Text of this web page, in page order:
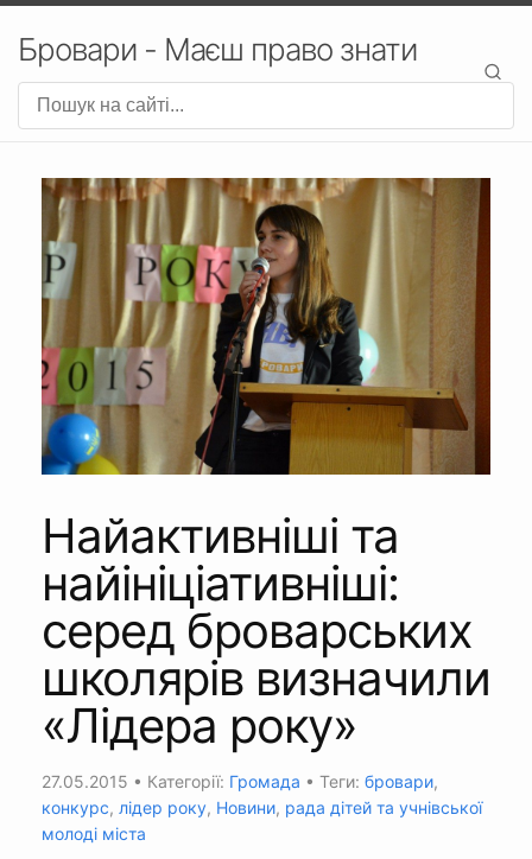
Бровари - Маєш право знати
Найактивніші та
найініціативніші:
серед броварських
школярів визначили
«Лідера року»
27.05.2015 • Категорії: Громада • Теги: бровари,
конкурс, лідер року, Новини, рада дітей та учнівської
молоді міста